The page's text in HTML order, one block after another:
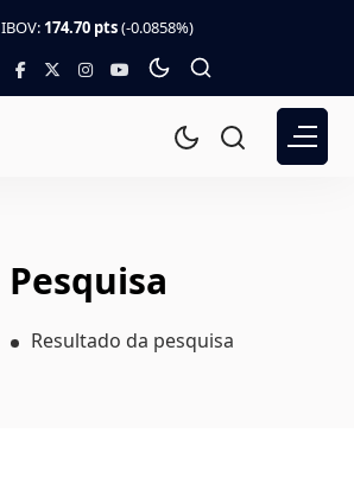
IBOV: 174.70 pts(-0.0858%)
Pesquisa
Resultado da pesquisa